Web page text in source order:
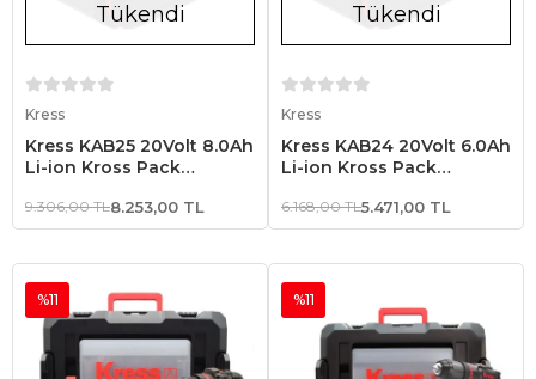
Tükendi
Kress
Kress KAB25 20Volt 8.0Ah
Li-ion Kross Pack
9.306,00 TL8.253,00 TL
Tükendi
Kress
Kress KAB24 20Volt 6.0Ah
Li-ion Kross Pack
6.168,00 TL5.471,00 TL
%11 %11